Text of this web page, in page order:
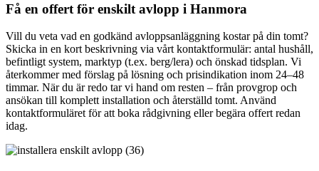
Få en offert för enskilt avlopp i Hanmora
Vill du veta vad en godkänd avloppsanläggning kostar på din tomt?
Skicka in en kort beskrivning via vårt kontaktformulär: antal hushåll,
befintligt system, marktyp (t.ex. berg/lera) och önskad tidsplan. Vi
återkommer med förslag på lösning och prisindikation inom 24–48
timmar. När du är redo tar vi hand om resten – från provgrop och
ansökan till komplett installation och återställd tomt. Använd
kontaktformuläret för att boka rådgivning eller begära offert redan
idag.